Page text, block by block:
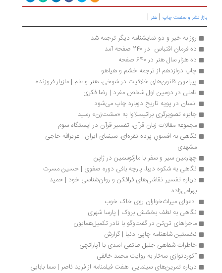
نشر و صنعت چاپ|هنر|
روز به خیر و دو نمایشنامه دیگر ترجمه شد
ده فرمان اقتباس  در 240 صفحه آمد
ده هزار سال هنر در 640 صفحه
چاپ دوازدهم از ترجمه خشم و هیاهو
پیرامون قانون‌های خلاقیت در شوخی، هنر و علم | مازیار فروزنده
تاملی در دومین اول شخص مفرد | رضا فکری
انسان در پویه تاریخ دوباره چاپ می‌شود
جایزه تصویرگری براتیسلاوا به «مشت‌زن» رسید
مجموعه مقالات زبان قرآن، تفسیر قرآن در ایستگاه سوم
نگاهی به افسونِ پرده نقره‌ای: سینمای ایران | عزیزالله حاجی
مشهدی
چهارمین سیر و سفر با مارکوسمین در ژاپن
نگاهی به شکوه دیبا، پارچه بافی دوره صفوی | حسین مسرت
بهرامی‌زاده
دعوای میراث‌خواران روی خاک خوب
نگاهی به لطف بخشش بروک | پارسا شهری
ماجراهای تن‌تن در گفت‌وگو با نادر تکمیل‌همایون
نخستین شاهنامه چاپی دنیا | گزارش
خاطرات شفاهی جلیل طائفی اسدی با آپاراتچی
آکوردنوازی سه‌تار به روایت محمد خالقی
درباره تمرین‌های سینمایی: هفت فیلمنامه از فرید ناصر | سما بابایی